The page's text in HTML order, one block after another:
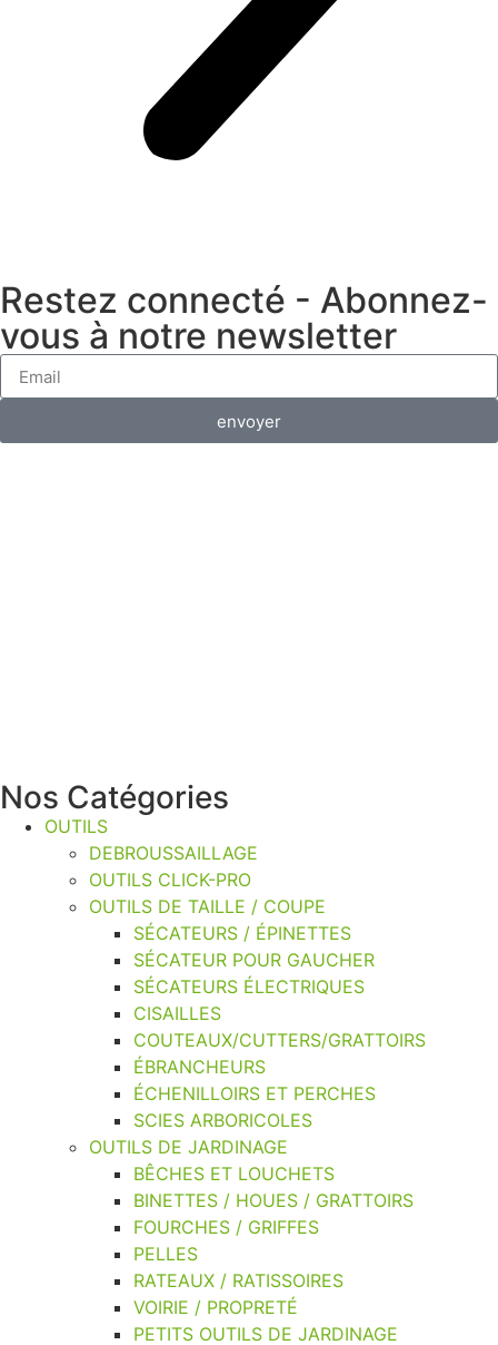
Restez connecté - Abonnez-
vous à notre newsletter
envoyer
Nos Catégories
OUTILS
DEBROUSSAILLAGE
OUTILS CLICK-PRO
OUTILS DE TAILLE / COUPE
SÉCATEURS / ÉPINETTES
SÉCATEUR POUR GAUCHER
SÉCATEURS ÉLECTRIQUES
CISAILLES
COUTEAUX/CUTTERS/GRATTOIRS
ÉBRANCHEURS
ÉCHENILLOIRS ET PERCHES
SCIES ARBORICOLES
OUTILS DE JARDINAGE
BÊCHES ET LOUCHETS
BINETTES / HOUES / GRATTOIRS
FOURCHES / GRIFFES
PELLES
RATEAUX / RATISSOIRES
VOIRIE / PROPRETÉ
PETITS OUTILS DE JARDINAGE